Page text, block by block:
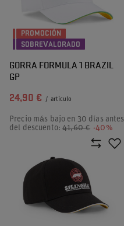
PROMOCIÓN
SOBREVALORADO
GORRA FORMULA 1 BRAZIL
GP
24,90 € / artículo
Precio más bajo en 30 días antes
del descuento:41,60 € -40%